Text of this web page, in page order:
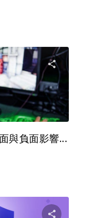
與負面影響...